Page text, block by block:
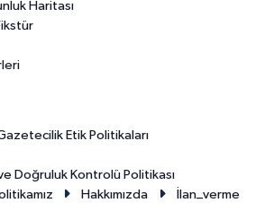
Haritası
Etik Politikaları
Doğruluk Kontrolü Politikası
Hakkımızda İlan_verme